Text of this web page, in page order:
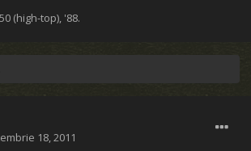
(high-top), '88.
18, 2011